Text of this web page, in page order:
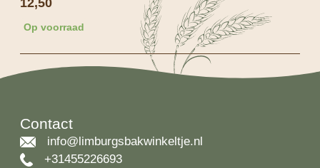
Op voorraad
Contact
info@limburgsbakwinkeltje.nl
+31455226693